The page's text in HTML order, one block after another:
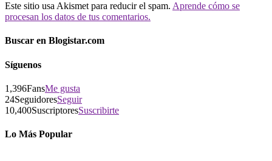
Este sitio usa Akismet para reducir el spam. Aprende cómo se
procesan los datos de tus comentarios.
Buscar en Blogistar.com
Síguenos
1,396FansMe gusta
24SeguidoresSeguir
10,400SuscriptoresSuscribirte
Lo Más Popular